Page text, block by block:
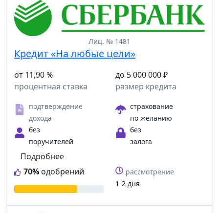
Лиц. № 1481
Кредит «На любые цели»
от 11,90 %
процентная ставка
до 5 000 000 ₽
размер кредита
подтверждение
дохода
страхование
по желанию
без
поручителей
без
залога
70% одобрений
Подробнее
рассмотрение
1-2 дня